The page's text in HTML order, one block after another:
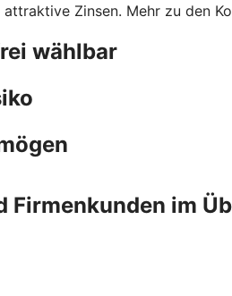
Zinsen. Mehr zu den
wählbar
Firmenkunden im